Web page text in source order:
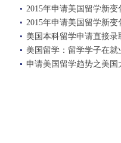
2015年申请美国留学新变
2015年申请美国留学新变
美国本科留学申请直接
美国留学：留学学子在就
申请美国留学趋势之美国